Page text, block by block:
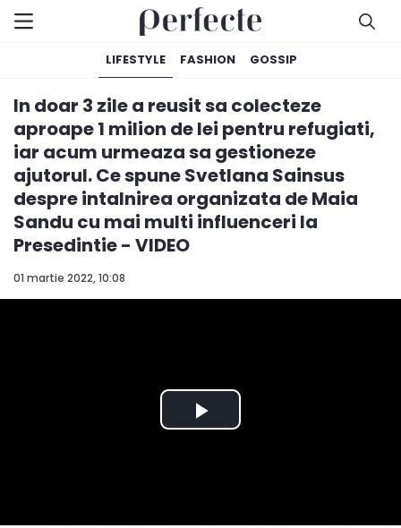
LIFESTYLE FASHION GOSSIP
01 martie 2022, 10:08
In doar 3 zile a reusit sa colecteze
aproape 1 milion de lei pentru refugiati,
iar acum urmeaza sa gestioneze
ajutorul. Ce spune Svetlana Sainsus
despre intalnirea organizata de Maia
Sandu cu mai multi influenceri la
Presedintie - VIDEO